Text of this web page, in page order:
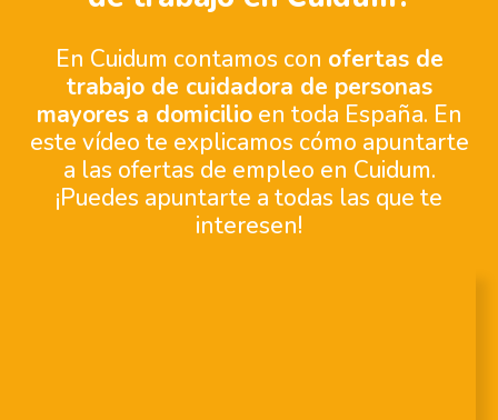
En Cuidum contamos con ofertas de
trabajo de cuidadora de personas
mayores a domicilioen toda España. En
este vídeo te explicamos cómo apuntarte
a las ofertas de empleo en Cuidum.
¡Puedes apuntarte a todas las que te
interesen!